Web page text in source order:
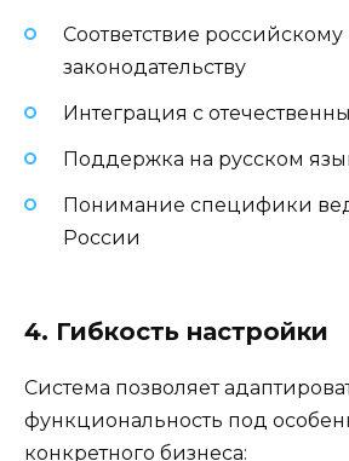
Соответствие российскому
законодательству
Интеграция с
Поддержка на русском
Понимание специфики
России
4. Гибкость настройки
Система позволяет
функциональность под
конкретного бизнеса: